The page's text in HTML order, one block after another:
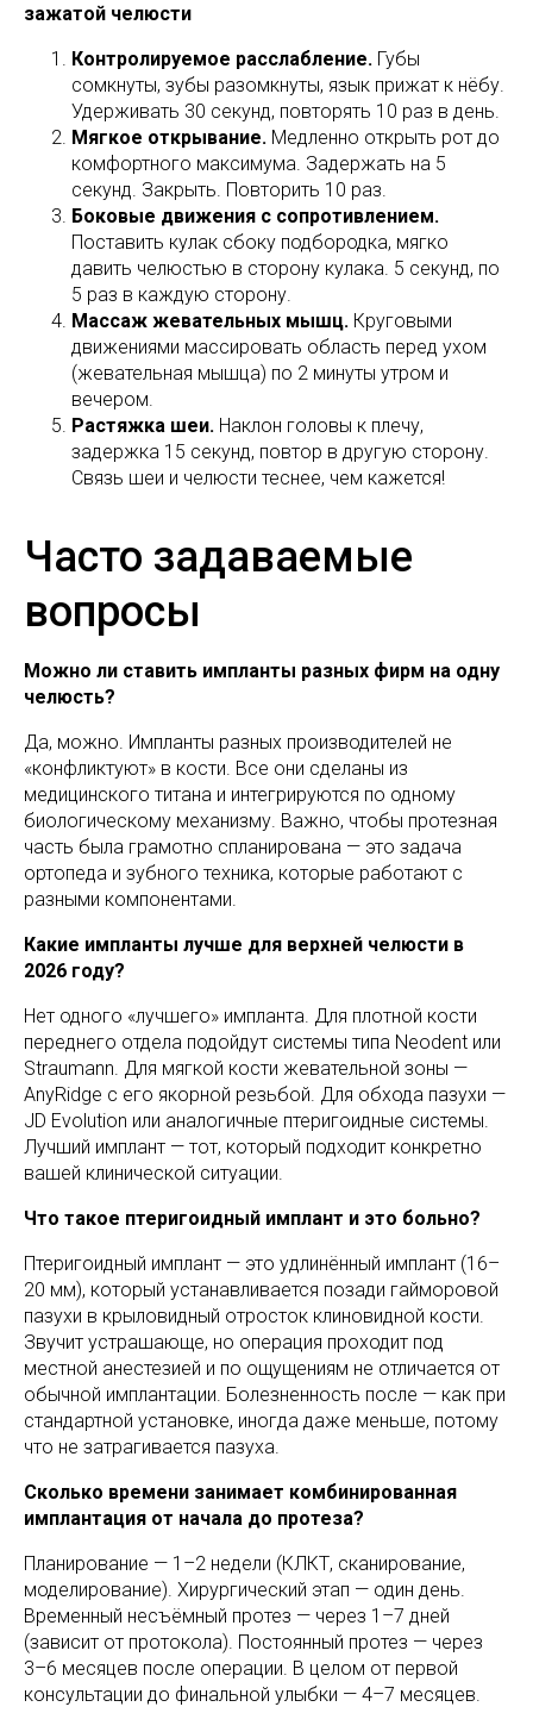
зажатой челюсти
Контролируемое расслабление. Губы
сомкнуты, зубы разомкнуты, язык прижат к нёбу.
Удерживать 30 секунд, повторять 10 раз в день.
Мягкое открывание. Медленно открыть рот до
комфортного максимума. Задержать на 5
секунд. Закрыть. Повторить 10 раз.
Боковые движения с сопротивлением.
Поставить кулак сбоку подбородка, мягко
давить челюстью в сторону кулака. 5 секунд, по
5 раз в каждую сторону.
Массаж жевательных мышц. Круговыми
движениями массировать область перед ухом
(жевательная мышца) по 2 минуты утром и
вечером.
Растяжка шеи. Наклон головы к плечу,
задержка 15 секунд, повтор в другую сторону.
Связь шеи и челюсти теснее, чем кажется!
Часто задаваемые
вопросы
Можно ли ставить импланты разных фирм на одну
челюсть?
Да, можно. Импланты разных производителей не
«конфликтуют» в кости. Все они сделаны из
медицинского титана и интегрируются по одному
биологическому механизму. Важно, чтобы протезная
часть была грамотно спланирована — это задача
ортопеда и зубного техника, которые работают с
разными компонентами.
Какие импланты лучше для верхней челюсти в
2026 году?
Нет одного «лучшего» импланта. Для плотной кости
переднего отдела подойдут системы типа Neodent или
Straumann. Для мягкой кости жевательной зоны —
AnyRidge с его якорной резьбой. Для обхода пазухи —
JD Evolution или аналогичные птеригоидные системы.
Лучший имплант — тот, который подходит конкретно
вашей клинической ситуации.
Что такое птеригоидный имплант и это больно?
Птеригоидный имплант — это удлинённый имплант (16–
20 мм), который устанавливается позади гайморовой
пазухи в крыловидный отросток клиновидной кости.
Звучит устрашающе, но операция проходит под
местной анестезией и по ощущениям не отличается от
обычной имплантации. Болезненность после — как при
стандартной установке, иногда даже меньше, потому
что не затрагивается пазуха.
Сколько времени занимает комбинированная
имплантация от начала до протеза?
Планирование — 1–2 недели (КЛКТ, сканирование,
моделирование). Хирургический этап — один день.
Временный несъёмный протез — через 1–7 дней
(зависит от протокола). Постоянный протез — через
3–6 месяцев после операции. В целом от первой
консультации до финальной улыбки — 4–7 месяцев.